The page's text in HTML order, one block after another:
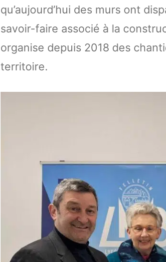
qu’aujourd’hui des murs ont
savoir-faire associé à la
organise depuis 2018 des
territoire.